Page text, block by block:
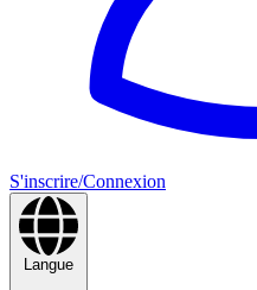
S'inscrire/Connexion
Langue